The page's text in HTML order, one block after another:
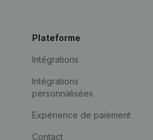
Plateforme
Intégrations
Intégrations
personnalisées
Expérience de paiement
Contact